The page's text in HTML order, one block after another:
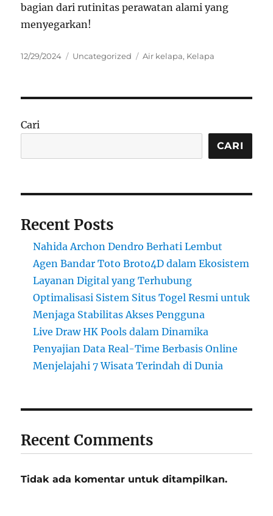
bagian dari rutinitas perawatan alami yang
menyegarkan!
Posted
12/29/2024 Categories
Uncategorized Tags
Air kelapa, Kelapa
Cari
CARI
Recent Posts
Nahida Archon Dendro Berhati Lembut
Agen Bandar Toto Broto4D dalam Ekosistem
Layanan Digital yang Terhubung
Optimalisasi Sistem Situs Togel Resmi untuk
Menjaga Stabilitas Akses Pengguna
Live Draw HK Pools dalam Dinamika
Penyajian Data Real-Time Berbasis Online
Menjelajahi 7 Wisata Terindah di Dunia
Recent Comments
Tidak ada komentar untuk ditampilkan.